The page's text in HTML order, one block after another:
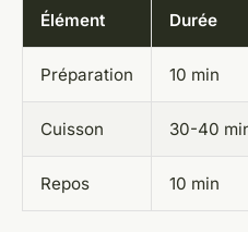
Élément Durée
Préparation 10 min
Cuisson 30-40
Repos 10 min